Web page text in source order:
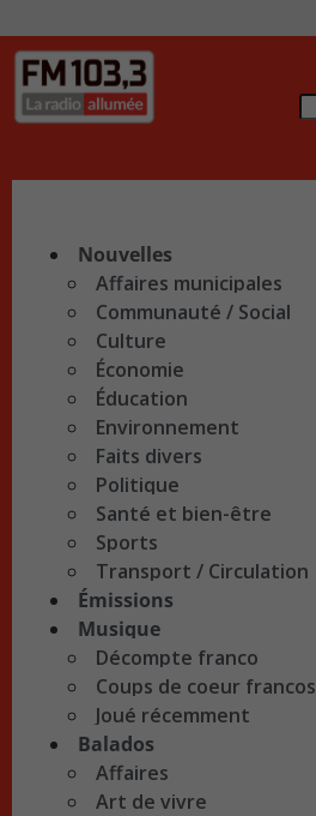
Nouvelles
Affaires municipales
Communauté / Social
Culture
Économie
Éducation
Environnement
Faits divers
Politique
Santé et bien-être
Sports
Transport / Circulation
Émissions
Musique
Décompte franco
Coups de coeur francos
Joué récemment
Balados
Affaires
Art de vivre